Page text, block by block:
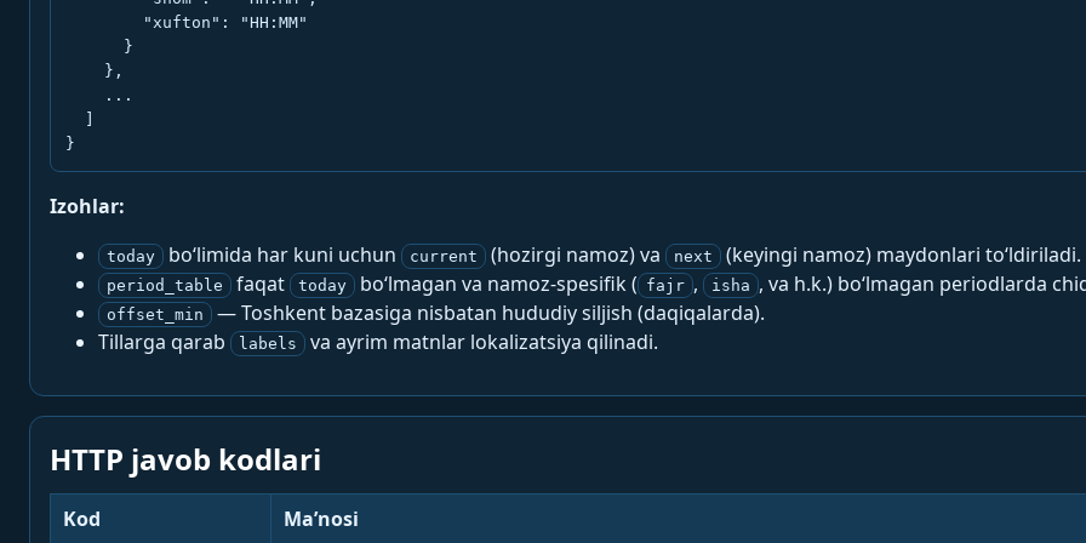
        "xufton": "HH:MM"
      }
    },
    ...
}
Izohlar:
today bo‘limida har kuni uchun current (hozirgi namoz) va next (keyingi namoz) maydonlari to‘ldiriladi.
period_table faqat today bo‘lmagan va namoz-spesifik ( fajr , isha , va h.k.) bo‘lmagan periodlarda
offset_min
— Toshkent bazasiga nisbatan hududiy siljish (daqiqalarda).
Tillarga qarab
labels va ayrim matnlar lokalizatsiya qilinadi.
HTTP javob kodlari
Kod Ma’nosi